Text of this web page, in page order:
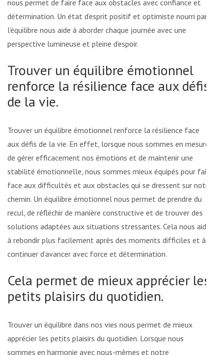
nous permet de faire face aux obstacles avec confiance et
détermination. Un état d’esprit positif et optimiste nourri par
l’équilibre nous aide à aborder chaque journée avec une
perspective lumineuse et pleine d’espoir.
Trouver un équilibre émotionnel
renforce la résilience face aux défis
de la vie.
Trouver un équilibre émotionnel renforce la résilience face
aux défis de la vie. En effet, lorsque nous sommes en mesure
de gérer efficacement nos émotions et de maintenir une
stabilité émotionnelle, nous sommes mieux équipés pour faire
face aux difficultés et aux obstacles qui se dressent sur notre
chemin. Un équilibre émotionnel nous permet de prendre du
recul, de réfléchir de manière constructive et de trouver des
solutions adaptées aux situations stressantes. Cela nous aide
à rebondir plus facilement après des moments difficiles et à
continuer d’avancer avec force et détermination.
Cela permet de mieux apprécier les
petits plaisirs du quotidien.
Trouver un équilibre dans nos vies nous permet de mieux
apprécier les petits plaisirs du quotidien. Lorsque nous
sommes en harmonie avec nous-mêmes et notre